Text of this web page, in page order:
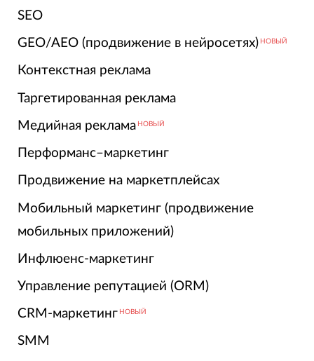
SEO
GEO/AEO (продвижение в нейросетях) НОВЫЙ
Контекстная реклама
Таргетированная реклама
Медийная реклама НОВЫЙ
Перформанс–маркетинг
Продвижение на маркетплейсах
Мобильный маркетинг (продвижение
мобильных приложений)
Инфлюенс-маркетинг
Управление репутацией (ORM)
CRM-маркетинг НОВЫЙ
SMM